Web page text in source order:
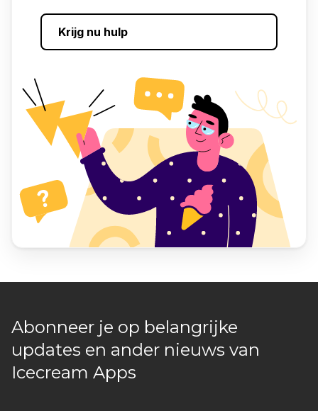
Krijg nu hulp
Abonneer je op belangrijke
updates en ander nieuws van
Icecream Apps